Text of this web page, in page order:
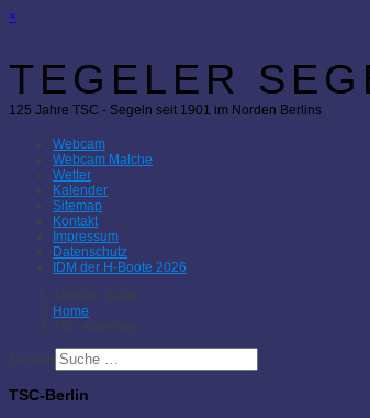
×
TEGELER
125 Jahre TSC - Segeln seit 1901 im Norden Berlins
Webcam
Webcam Malche
Wetter
Kalender
Sitemap
Kontakt
Impressum
Datenschutz
IDM der H-Boote 2026
Aktuelle Seite:
Home
TSC-Kalender
Suchen
TSC-Berlin